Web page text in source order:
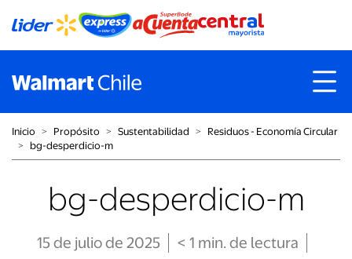
Inicio ˃ Propósito ˃ Sustentabilidad ˃
Residuos - Economía Circular
˃
bg-desperdicio-m
bg-desperdicio-m
15 de julio de 2025 < 1 min. de lectura